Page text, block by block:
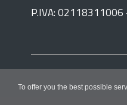
To offer you the best possible
P.IVA: